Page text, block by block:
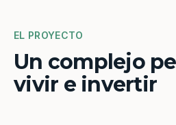
EL PROYECTO
Un complejo
vivir e invertir